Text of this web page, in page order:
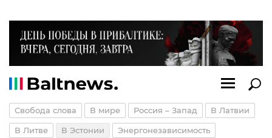
Свобода слова В мире Россия – Запад В Латвии
В Литве В Эстонии Энергонезависимость